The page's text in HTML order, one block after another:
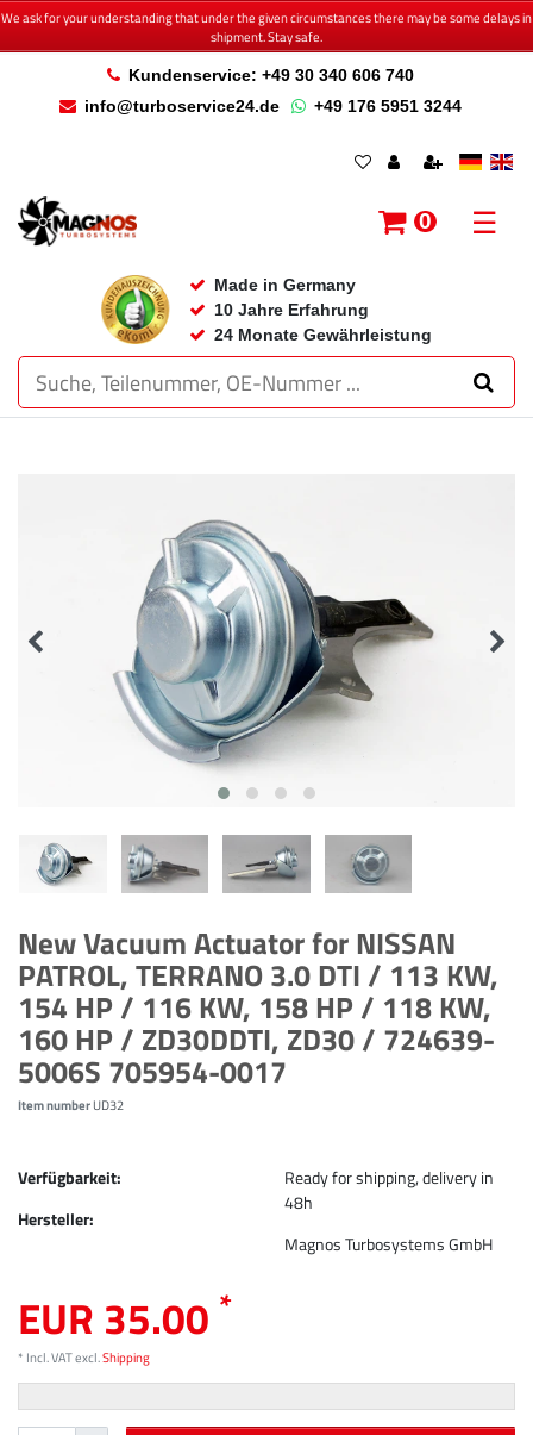
We ask for your understanding that under the given circumstances there may be some delays in
shipment. Stay safe.
Kundenservice: +49 30 340 606 740
info@turboservice24.de
+49 176 5951 3244
Made in Germany
10 Jahre Erfahrung
24 Monate Gewährleistung
0 ☰
New Vacuum Actuator for NISSAN
PATROL, TERRANO 3.0 DTI / 113 KW,
154 HP / 116 KW, 158 HP / 118 KW,
160 HP / ZD30DDTI, ZD30 / 724639-
5006S 705954-0017
Item numberUD32
Verfügbarkeit:
Hersteller:
Ready for shipping, delivery in
48h
Magnos Turbosystems GmbH
EUR 35.00 *
* Incl. VAT excl.Shipping